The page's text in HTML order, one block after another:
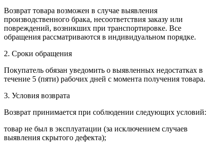
Возврат товара возможен в случае выявления
производственного брака, несоответствия заказу или
повреждений, возникших при транспортировке. Все
обращения рассматриваются в индивидуальном порядке.
2. Сроки обращения
Покупатель обязан уведомить о выявленных недостатках в
течение 5 (пяти) рабочих дней с момента получения товара.
3. Условия возврата
Возврат принимается при соблюдении следующих условий:
товар не был в эксплуатации (за исключением случаев
выявления скрытого дефекта);